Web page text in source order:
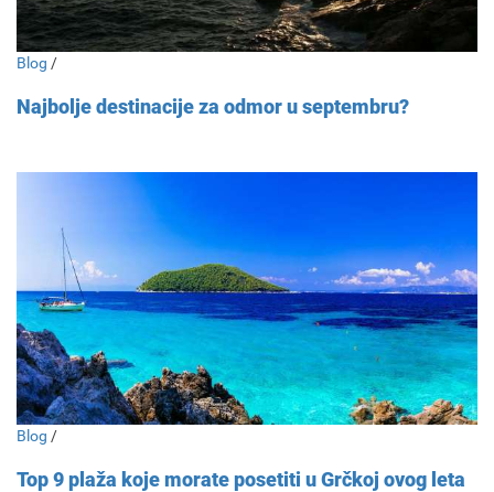
Blog /
Najbolje destinacije za odmor u septembru?
Blog /
Top 9 plaža koje morate posetiti u Grčkoj ovog leta